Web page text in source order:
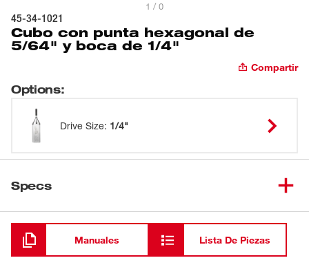
1 / 0
45-34-1021
Cubo con punta hexagonal de
5/64" y boca de 1/4"
Compartir
Options:
Drive Size: 1/4"
Specs
Cargando
Manuales Lista De Piezas